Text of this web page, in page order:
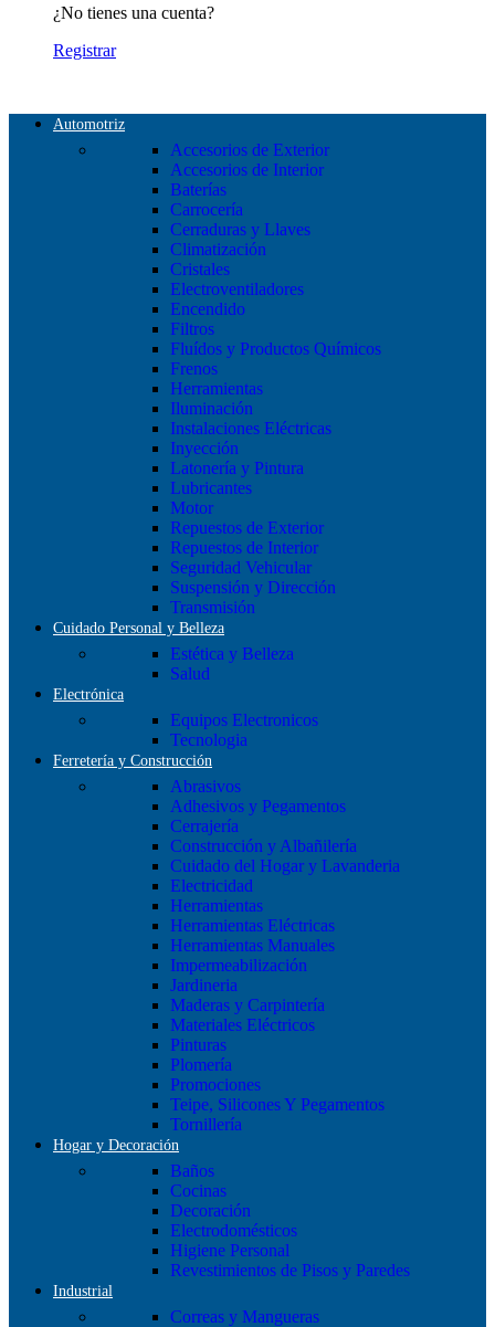
¿No tienes una cuenta?
Registrar
Automotriz
Accesorios de Exterior
Accesorios de Interior
Baterías
Carrocería
Cerraduras y Llaves
Climatización
Cristales
Electroventiladores
Encendido
Filtros
Fluídos y Productos Químicos
Frenos
Herramientas
Iluminación
Instalaciones Eléctricas
Inyección
Latonería y Pintura
Lubricantes
Motor
Repuestos de Exterior
Repuestos de Interior
Seguridad Vehicular
Suspensión y Dirección
Transmisión
Cuidado Personal y Belleza
Estética y Belleza
Salud
Electrónica
Equipos Electronicos
Tecnologia
Ferretería y Construcción
Abrasivos
Adhesivos y Pegamentos
Cerrajería
Construcción y Albañilería
Cuidado del Hogar y Lavanderia
Electricidad
Herramientas
Herramientas Eléctricas
Herramientas Manuales
Impermeabilización
Jardineria
Maderas y Carpintería
Materiales Eléctricos
Pinturas
Plomería
Promociones
Teipe, Silicones Y Pegamentos
Tornillería
Hogar y Decoración
Baños
Cocinas
Decoración
Electrodomésticos
Higiene Personal
Revestimientos de Pisos y Paredes
Industrial
Correas y Mangueras